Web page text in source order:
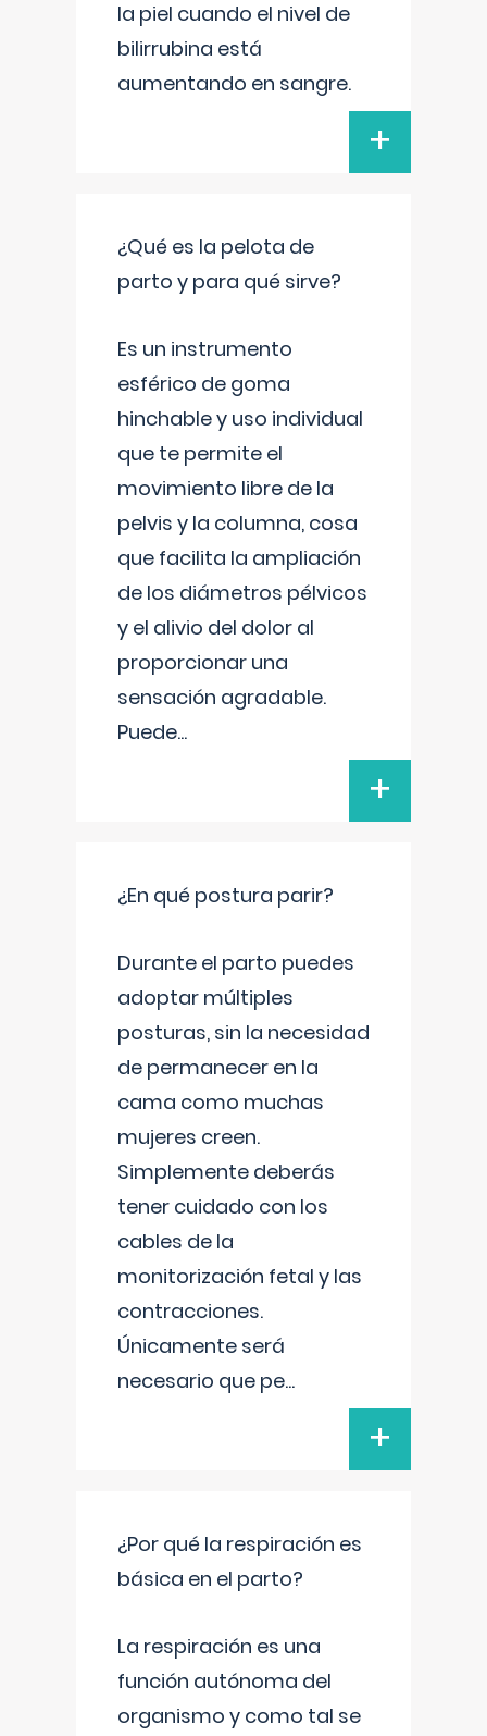
la piel cuando el nivel de
bilirrubina está
aumentando en sangre.
+
¿Qué es la pelota de
parto y para qué sirve?
Es un instrumento
esférico de goma
hinchable y uso individual
que te permite el
movimiento libre de la
pelvis y la columna, cosa
que facilita la ampliación
de los diámetros pélvicos
y el alivio del dolor al
proporcionar una
sensación agradable.
Puede...
+
¿En qué postura parir?
Durante el parto puedes
adoptar múltiples
posturas, sin la necesidad
de permanecer en la
cama como muchas
mujeres creen.
Simplemente deberás
tener cuidado con los
cables de la
monitorización fetal y las
contracciones.
Únicamente será
necesario que pe...
+
¿Por qué la respiración es
básica en el parto?
La respiración es una
función autónoma del
organismo y como tal se